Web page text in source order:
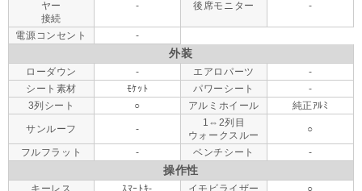
ヤー
接続
- 後席モニター -
電源コンセント -
外装
ローダウン - エアロパーツ
-
シート素材
ﾓｹｯﾄ パワーシート
-
3列シート
○ アルミホイール 純正ｱﾙﾐ
サンルーフ -
1⇔2列目
ウォークスルー
○
フルフラット - ベンチシート -
操作性